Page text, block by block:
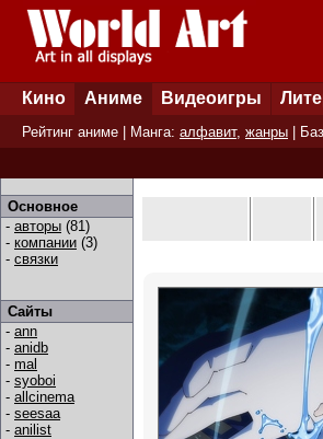
Кино Аниме Видеоигры
Рейтинг аниме | Манга: алфавит, жанры
Основное
- авторы (81)
- компании (3)
- связки
Сайты
- ann
- anidb
- mal
- syoboi
- allcinema
- seesaa
- anilist